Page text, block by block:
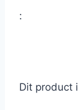
:
Dit product